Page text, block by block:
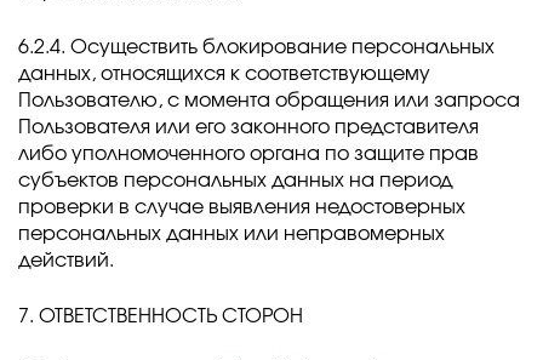
6.2.4. Осуществить блокирование персональных
данных, относящихся к соответствующему
Пользователю, с момента обращения или запроса
Пользователя или его законного представителя
либо уполномоченного органа по защите прав
субъектов персональных данных на период
проверки в случае выявления недостоверных
персональных данных или неправомерных
действий.
7. ОТВЕТСТВЕННОСТЬ СТОРОН